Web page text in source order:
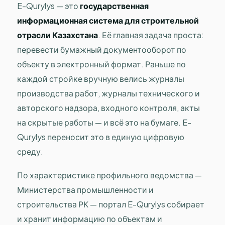
E-Qurylys — это государственная
информационная система для строительной
отрасли Казахстана. Её главная задача проста:
перевести бумажный документооборот по
объекту в электронный формат. Раньше по
каждой стройке вручную велись журналы
производства работ, журналы технического и
авторского надзора, входного контроля, акты
на скрытые работы — и всё это на бумаге. E-
Qurylys переносит это в единую цифровую
среду.
По характеристике профильного ведомства —
Министерства промышленности и
строительства РК — портал E-Qurylys собирает
и хранит информацию по объектам и